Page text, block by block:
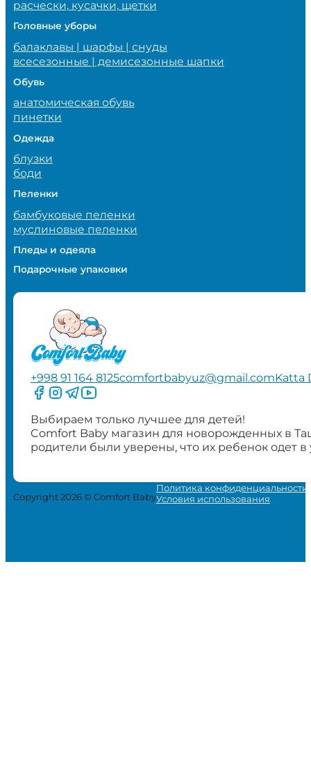
расчески, кусачки, щетки
Головные уборы
балаклавы | шарфы | снуды
всесезонные | демисезонные шапки
Обувь
анатомическая обувь
пинетки
Одежда
блузки
боди
Пеленки
бамбуковые пеленки
муслиновые пеленки
Пледы и одеяла
Подарочные упаковки
+998 91 164 8125comfortbabyuz@gmail.comKatta
Следите за нами на Facebook
Следите за нами в Instagram
Следите за нами в Telegram
Следите за нами в YouTube
Выбираем только лучшее для детей!
Comfort Baby магазин для новорожденных в
родители были уверены, что их ребенок одет
Copyright 2026 © Comfort Baby
Политика конфиденциальности
Условия использования